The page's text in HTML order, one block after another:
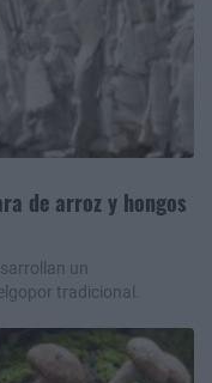
de arroz y hongos
un
tradicional.